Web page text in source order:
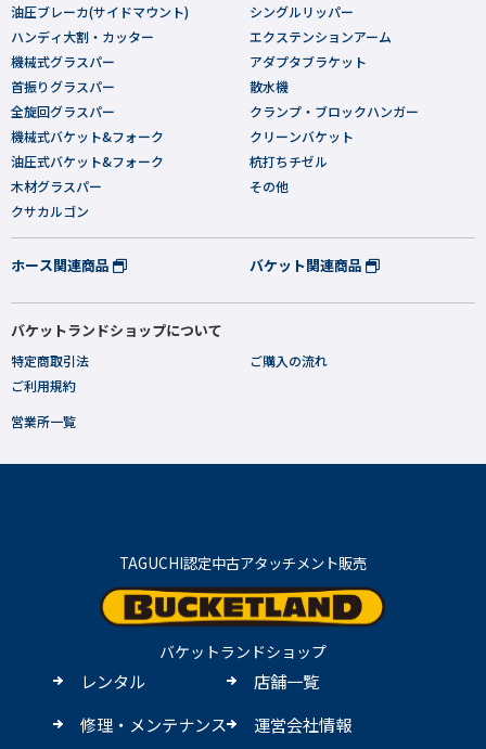
油圧ブレーカ(サイドマウント)
ハンディ大割・カッター
機械式グラスパー
首振りグラスパー
全旋回グラスパー
機械式バケット&フォーク
油圧式バケット&フォーク
木材グラスパー
クサカルゴン
シングルリッパー
エクステンションアーム
アダプタブラケット
散水機
クランプ・ブロックハンガー
クリーンバケット
杭打ちチゼル
その他
ホース関連商品 バケット関連商品
バケットランドショップについて
特定商取引法
ご利用規約
ご購入の流れ
営業所一覧
TAGUCHI認定中古アタッチメント販売
バケットランドショップ
レンタル
修理・メンテナンス
店舗一覧
運営会社情報